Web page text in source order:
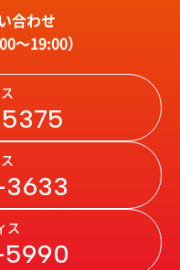
合わせ
〜19:00）
ス